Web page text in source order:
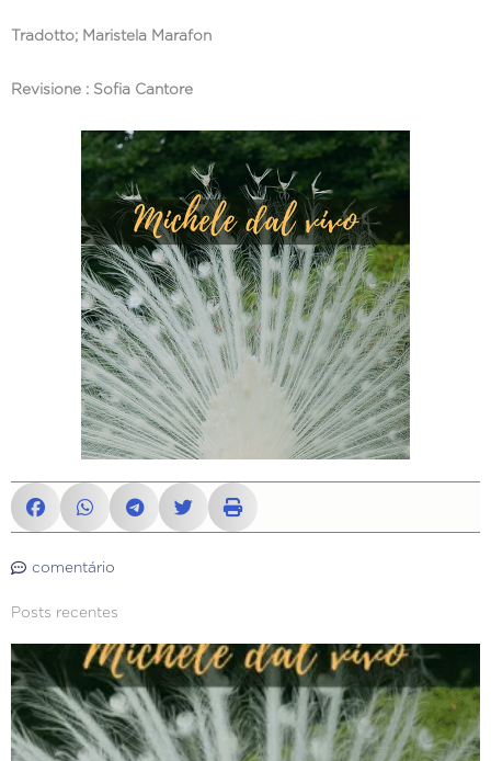
Tradotto; Maristela Marafon
Revisione : Sofia Cantore
comentário
Posts recentes